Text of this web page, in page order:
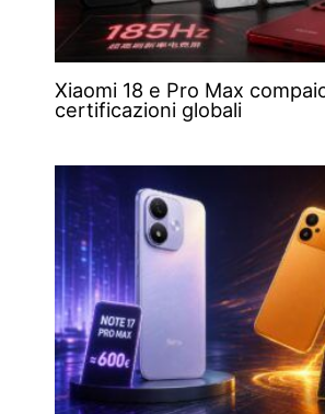
Xiaomi 18 e Pro Max
certificazioni globali